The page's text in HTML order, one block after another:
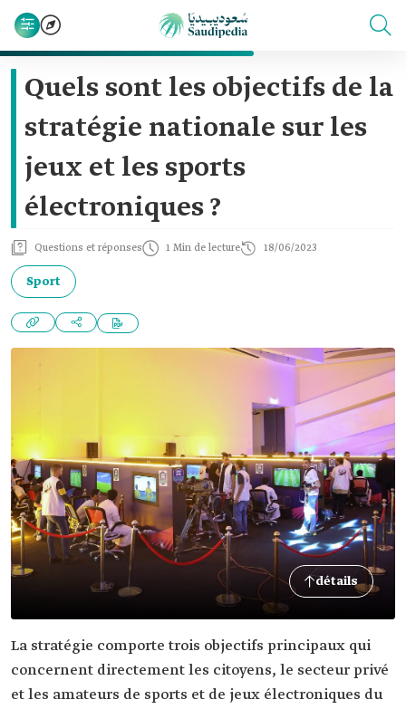
Quels sont les objectifs de la
stratégie nationale sur les
jeux et les sports
électroniques ?
Questions et réponses 1 Min de lecture 18/06/2023
Sport
détails
La stratégie comporte trois objectifs principaux qui
concernent directement les citoyens, le secteur privé
et les amateurs de sports et de jeux électroniques du